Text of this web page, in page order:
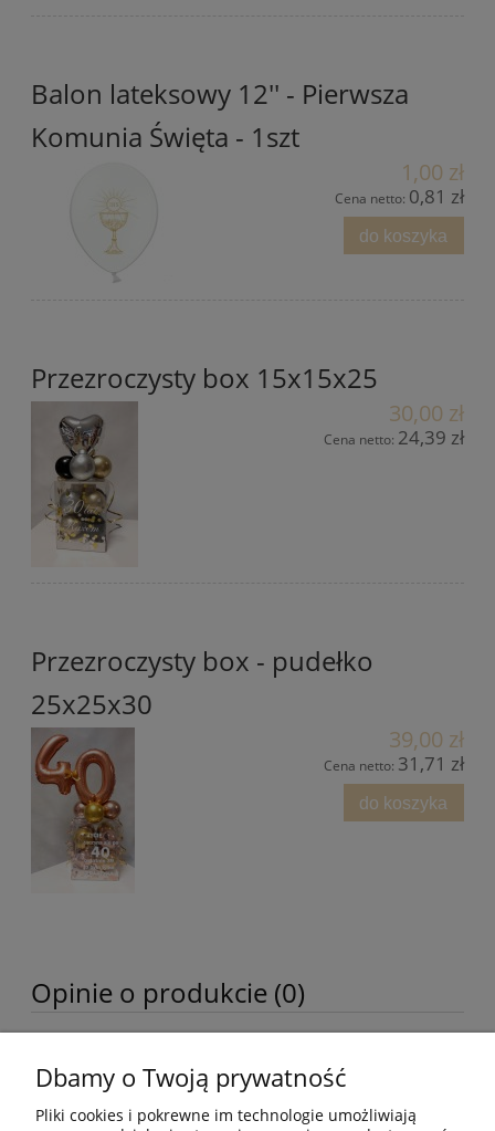
Balon lateksowy 12'' - Pierwsza
Komunia Święta - 1szt
1,00 zł
Cena netto: 0,81 zł
do koszyka
Przezroczysty box 15x15x25
30,00 zł
Cena netto: 24,39 zł
Przezroczysty box - pudełko
25x25x30
39,00 zł
Cena netto: 31,71 zł
do koszyka
Opinie o produkcie (0)
Moje konto
Dbamy o Twoją prywatność
Pliki cookies i pokrewne im technologie umożliwiają